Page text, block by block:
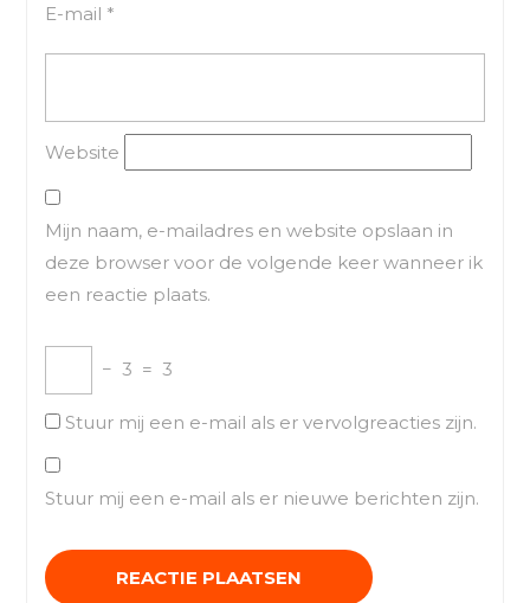
E-mail *
Website
Mijn naam, e-mailadres en website opslaan in
deze browser voor de volgende keer wanneer ik
een reactie plaats.
− 3 = 3
Stuur mij een e-mail als er vervolgreacties zijn.
Stuur mij een e-mail als er nieuwe berichten zijn.